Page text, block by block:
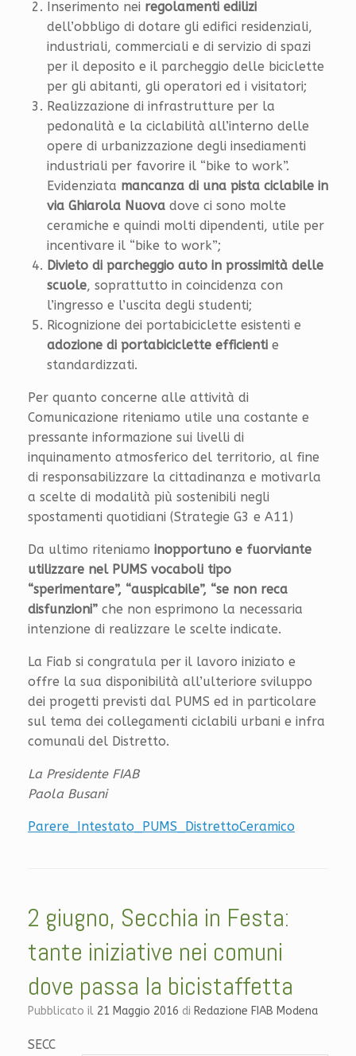
Inserimento nei regolamenti edilizi
dell’obbligo di dotare gli edifici residenziali,
industriali, commerciali e di servizio di spazi
per il deposito e il parcheggio delle biciclette
per gli abitanti, gli operatori ed i visitatori;
Realizzazione di infrastrutture per la
pedonalità e la ciclabilità all’interno delle
opere di urbanizzazione degli insediamenti
industriali per favorire il “bike to work”.
Evidenziata mancanza di una pista ciclabile in
via Ghiarola Nuova dove ci sono molte
ceramiche e quindi molti dipendenti, utile per
incentivare il “bike to work”;
Divieto di parcheggio auto in prossimità delle
scuole, soprattutto in coincidenza con
l’ingresso e l’uscita degli studenti;
Ricognizione dei portabiciclette esistenti e
adozione di portabiciclette efficienti e
standardizzati.
Per quanto concerne alle attività di
Comunicazione riteniamo utile una costante e
pressante informazione sui livelli di
inquinamento atmosferico del territorio, al fine
di responsabilizzare la cittadinanza e motivarla
a scelte di modalità più sostenibili negli
spostamenti quotidiani (Strategie G3 e A11)
Da ultimo riteniamo inopportuno e fuorviante
utilizzare nel PUMS vocaboli tipo
“sperimentare”, “auspicabile”, “se non reca
disfunzioni” che non esprimono la necessaria
intenzione di realizzare le scelte indicate.
La Fiab si congratula per il lavoro iniziato e
offre la sua disponibilità all’ulteriore sviluppo
dei progetti previsti dal PUMS ed in particolare
sul tema dei collegamenti ciclabili urbani e infra
comunali del Distretto.
La Presidente FIAB
Paola Busani
Parere_Intestato_PUMS_DistrettoCeramico
2 giugno, Secchia in Festa:
tante iniziative nei comuni
dove passa la bicistaffetta
Pubblicato il 21 Maggio 2016 di Redazione FIAB Modena
SECC